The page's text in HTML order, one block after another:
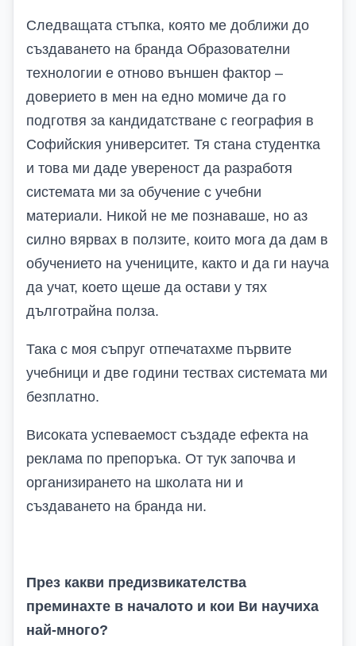
Следващата стъпка, която ме доближи до
създаването на бранда Образователни
технологии е отново външен фактор –
доверието в мен на едно момиче да го
подготвя за кандидатстване с география в
Софийския университет. Тя стана студентка
и това ми даде увереност да разработя
системата ми за обучение с учебни
материали. Никой не ме познаваше, но аз
силно вярвах в ползите, които мога да дам в
обучението на учениците, както и да ги науча
да учат, което щеше да остави у тях
дълготрайна полза.
Така с моя съпруг отпечатахме първите
учебници и две години тествах системата ми
безплатно.
Високата успеваемост създаде ефекта на
реклама по препоръка. От тук започва и
организирането на школата ни и
създаването на бранда ни.
През какви предизвикателства
преминахте в началото и кои Ви научиха
най-много?